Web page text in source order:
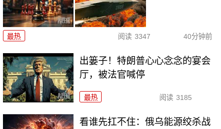
最热 阅读 3347 40分钟前
出篓子！特朗普心心念念的宴会
厅，被法官喊停
最热 阅读 3185
看谁先扛不住：俄乌能源绞杀战